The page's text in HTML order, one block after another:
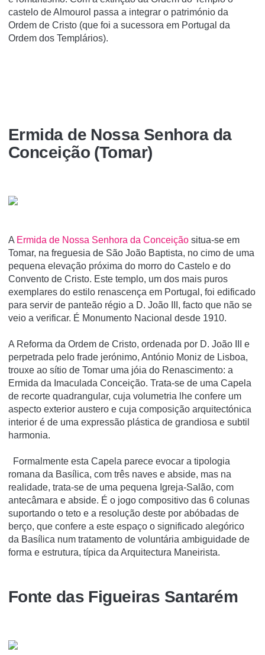
castelo de Almourol passa a integrar o património da
Ordem de Cristo (que foi a sucessora em Portugal da
Ordem dos Templários).
Ermida de Nossa Senhora da
Conceição (Tomar)
A Ermida de Nossa Senhora da Conceição situa-se em
Tomar, na freguesia de São João Baptista, no cimo de uma
pequena elevação próxima do morro do Castelo e do
Convento de Cristo. Este templo, um dos mais puros
exemplares do estilo renascença em Portugal, foi edificado
para servir de panteão régio a D. João III, facto que não se
veio a verificar. É Monumento Nacional desde 1910.
A Reforma da Ordem de Cristo, ordenada por D. João III e
perpetrada pelo frade jerónimo, António Moniz de Lisboa,
trouxe ao sítio de Tomar uma jóia do Renascimento: a
Ermida da Imaculada Conceição. Trata-se de uma Capela
de recorte quadrangular, cuja volumetria lhe confere um
aspecto exterior austero e cuja composição arquitectónica
interior é de uma expressão plástica de grandiosa e subtil
harmonia.
Formalmente esta Capela parece evocar a tipologia
romana da Basílica, com três naves e abside, mas na
realidade, trata-se de uma pequena Igreja-Salão, com
antecâmara e abside. É o jogo compositivo das 6 colunas
suportando o teto e a resolução deste por abóbadas de
berço, que confere a este espaço o significado alegórico
da Basílica num tratamento de voluntária ambiguidade de
forma e estrutura, típica da Arquitectura Maneirista.
Fonte das Figueiras Santarém